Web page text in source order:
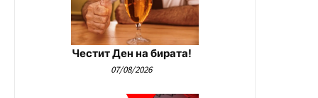
Честит Ден на бирата!
07/08/2026